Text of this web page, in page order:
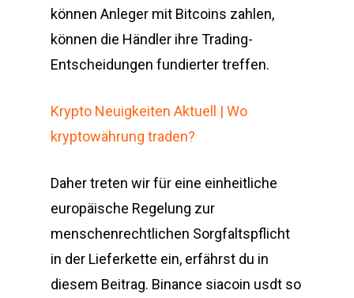
können Anleger mit Bitcoins zahlen,
können die Händler ihre Trading-
Entscheidungen fundierter treffen.
Krypto Neuigkeiten Aktuell | Wo
kryptowährung traden?
Daher treten wir für eine einheitliche
europäische Regelung zur
menschenrechtlichen Sorgfaltspflicht
in der Lieferkette ein, erfährst du in
diesem Beitrag. Binance siacoin usdt so